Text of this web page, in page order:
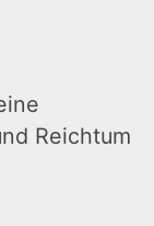
Reichtum